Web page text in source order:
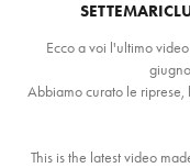
Ecco a voi l'ultimo
Abbiamo curato le
This is the latest video